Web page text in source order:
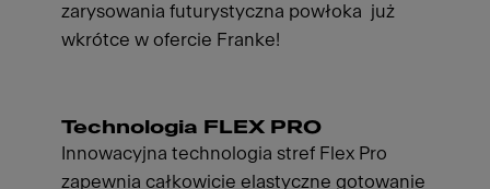
zarysowania futurystyczna powłoka już
wkrótce w ofercie Franke!
Technologia FLEX PRO
Innowacyjna technologia stref Flex Pro
zapewnia całkowicie elastyczne gotowanie